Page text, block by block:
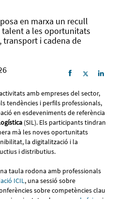
en marxa un recull
a les oportunitats
transport i cadena de
amb empreses del sector,
tendències i perfils professionals,
en esdeveniments de referència
(SIL). Els participants tindran
mà les noves oportunitats
la digitalització i la
i distributius.
taula rodona amb professionals
ICIL, una sessió sobre
sobre competències clau